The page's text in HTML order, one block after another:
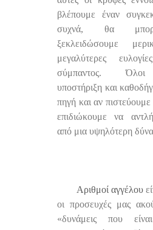
βλέπουμε έναν
συχνά, θα
ξεκλειδώσουμε
μεγαλύτερες
σύμπαντος. Όλοι
υποστήριξη και
πηγή και αν
επιδιώκουμε να
από μια υψηλότερη
Αριθμοί αγγέλου
οι προσευχές μας
«δυνάμεις που